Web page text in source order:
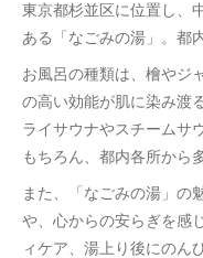
東京都杉並区に位置し、
ある「なごみの湯」。都
お風呂の種類は、檜やジ
の高い効能が肌に染み渡
ライサウナやスチームサ
もちろん、都内各所から
また、「なごみの湯」の
や、心からの安らぎを感
ィケア、湯上り後にのん